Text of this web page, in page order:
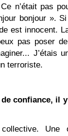
n’était pas
bonjour ».
est innocent.
pas poser
J’étais
terroriste.
confiance, il
Une